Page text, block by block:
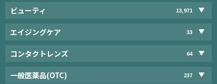
ビューティ 13,971
エイジングケア 33
コンタクトレンズ 64
一般医薬品(OTC) 237